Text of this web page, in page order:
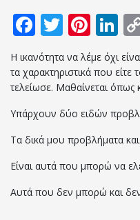
Facebook
Twitter
Η ικανότητα να λέμε όχι
τα χαρακτηριστικά που είτε
τελείωσε. Μαθαίνεται όπως
Υπάρχουν δύο ειδών
Τα δικά μου προβλήματα
Είναι αυτά που μπορώ να
Αυτά που δεν μπορώ και